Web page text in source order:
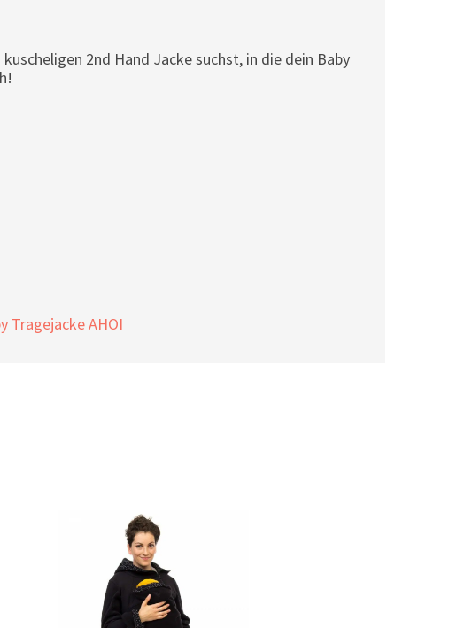
2nd Hand Jacke suchst, in die dein Baby
Tragejacke AHOI